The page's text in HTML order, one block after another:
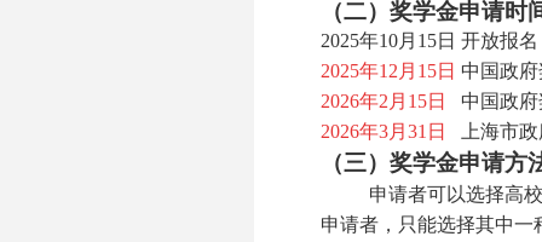
（二）奖学金申请时
2025年10月15日 开放报名
2025年12月15日 中国政
2026年2月15日
中国政府
2026年3月31日
上海市政
（三）奖学金申请方
申请者可以选择高
申请者，只能选择其中一